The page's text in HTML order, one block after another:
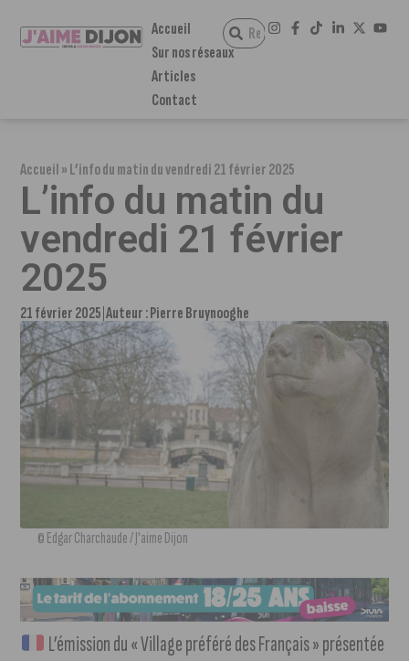
Accueil
Sur nos réseaux
Articles
Contact
Accueil»L’info du matin du vendredi 21 février 2025
L’info du matin du
vendredi 21 février
2025
21 février 2025 Auteur :Pierre Bruynooghe
© Edgar Charchaude / J'aime Dijon
L’émission du « Village préféré des Français » présentée